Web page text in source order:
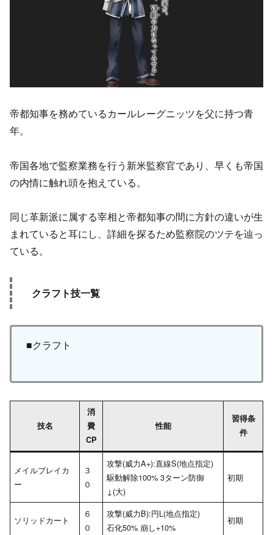
帝都知事を務めているカールレーグニッツを父に持つ青
年。
帝国各地で監察業務を行う新米監察官であり、早くも帝国
の内情に触れ頭を抱えている。
同じ革新派に属する宰相と帝都知事の間に方針の違いが生
まれていると耳にし、詳細を探るため監察院のツテを辿っ
ている。
クラフト技一覧
■クラフト
技名
消
費
CP
性能
習得条
件
メイルブレイカ
ー
３
０
攻撃(威力A+):直線S(地点指定)
駆動解除100% 3ターン防御
↓(大)
初期
ソリッドカート
６
０
攻撃(威力B):円L(地点指定)
石化50% 崩し+10%
初期